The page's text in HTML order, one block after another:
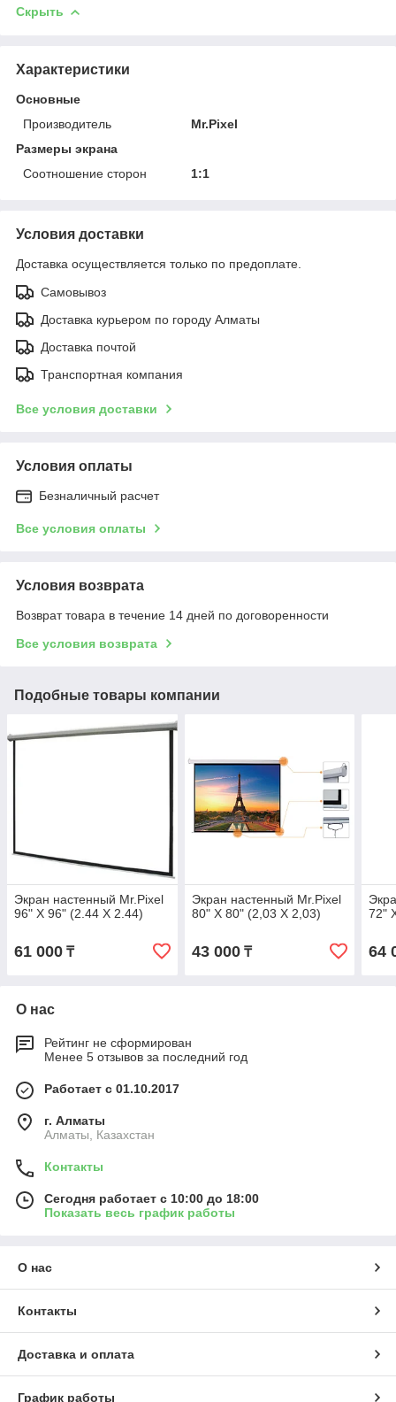
Скрыть
Характеристики
Основные
Производитель
Mr.Pixel
Размеры экрана
Соотношение сторон
1:1
Условия доставки
Доставка осуществляется только по предоплате.
Самовывоз
Доставка курьером по городу Алматы
Доставка почтой
Транспортная компания
Все условия доставки
Условия оплаты
Безналичный расчет
Все условия оплаты
Условия возврата
Возврат товара в течение 14 дней по договоренности
Все условия возврата
Подобные товары компании
Экран настенный Mr.Pixel
96" X 96" (2.44 X 2.44)
61 000 ₸
Экран настенный Mr.Pixel
80" X 80" (2,03 X 2,03)
43 000₸
72"
64
О нас
Рейтинг не сформирован
Менее 5 отзывов за последний год
Работает с 01.10.2017
г. Алматы
Алматы, Казахстан
Контакты
Сегодня работает с 10:00 до 18:00
Показать весь график работы
О нас
Контакты
Доставка и оплата
График работы